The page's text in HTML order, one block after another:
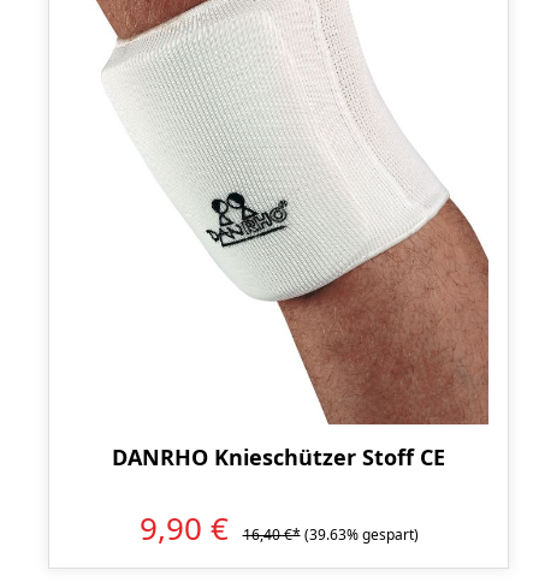
DANRHO Knieschützer Stoff CE
9,90 € 16,40 €* (39.63% gespart)